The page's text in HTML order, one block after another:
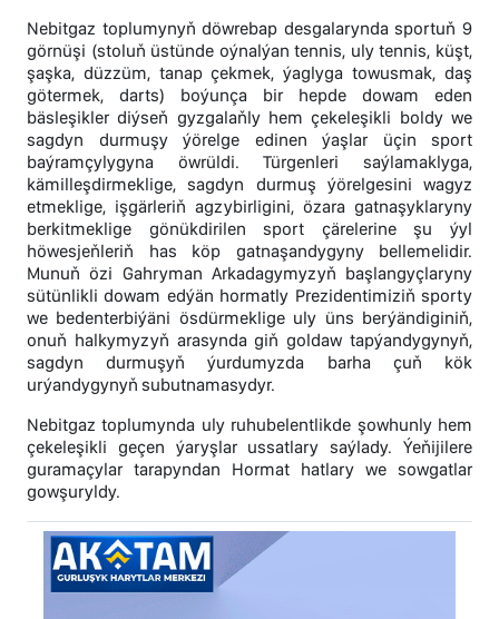
Nebitgaz toplumynyň döwrebap desgalarynda sportuň 9
görnüşi (stoluň üstünde oýnalýan tennis, uly tennis, küşt,
şaşka, düzzüm, tanap çekmek, ýaglyga towusmak, daş
götermek, darts) boýunça bir hepde dowam eden
bäsleşikler diýseň gyzgalaňly hem çekeleşikli boldy we
sagdyn durmuşy ýörelge edinen ýaşlar üçin sport
baýramçylygyna öwrüldi. Türgenleri saýlamaklyga,
kämilleşdirmeklige, sagdyn durmuş ýörelgesini wagyz
etmeklige, işgärleriň agzybirligini, özara gatnaşyklaryny
berkitmeklige gönükdirilen sport çärelerine şu ýyl
höwesjeňleriň has köp gatnaşandygyny bellemelidir.
Munuň özi Gahryman Arkadagymyzyň başlangyçlaryny
sütünlikli dowam edýän hormatly Prezidentimiziň sporty
we bedenterbiýäni ösdürmeklige uly üns berýändiginiň,
onuň halkymyzyň arasynda giň goldaw tapýandygynyň,
sagdyn durmuşyň ýurdumyzda barha çuň kök
urýandygynyň subutnamasydyr.
Nebitgaz toplumynda uly ruhubelentlikde şowhunly hem
çekeleşikli geçen ýaryşlar ussatlary saýlady. Ýeňijilere
guramaçylar tarapyndan Hormat hatlary we sowgatlar
gowşuryldy.